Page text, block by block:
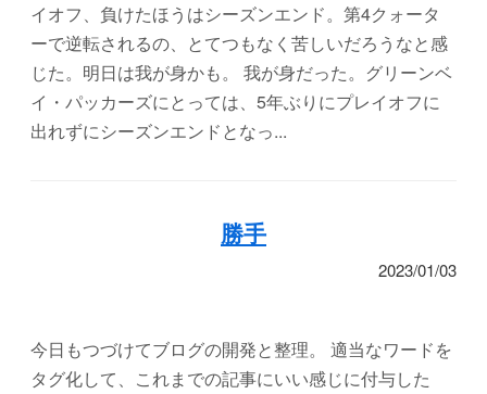
イオフ、負けたほうはシーズンエンド。第4クォータ
ーで逆転されるの、とてつもなく苦しいだろうなと感
じた。明日は我が身かも。 我が身だった。グリーンベ
イ・パッカーズにとっては、5年ぶりにプレイオフに
出れずにシーズンエンドとなっ...
勝手
2023/01/03
今日もつづけてブログの開発と整理。 適当なワードを
タグ化して、これまでの記事にいい感じに付与した